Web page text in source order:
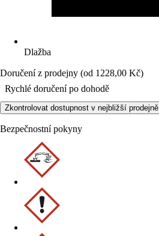
Dlažba
Doručení z prodejny (od 1228,00 Kč)
Rychlé doručení po dohodě
Zkontrolovat dostupnost v nejbližší prodejně
Bezpečnostní pokyny